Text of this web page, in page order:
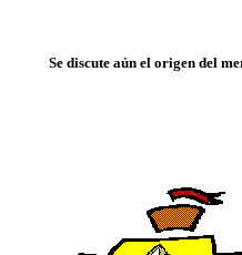
Se discute aún el origen del